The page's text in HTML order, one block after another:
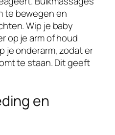
te bewegen en
Wip je baby
op je arm of houd
je onderarm, zodat er
te staan. Dit geeft
en